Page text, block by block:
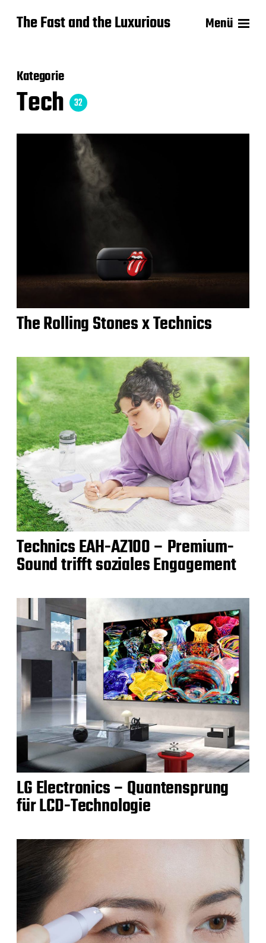
The Fast and the Luxurious Menü
Kategorie
Tech 32
The Rolling Stones x Technics
Technics EAH-AZ100 – Premium-
Sound trifft soziales Engagement
LG Electronics – Quantensprung
für LCD-Technologie